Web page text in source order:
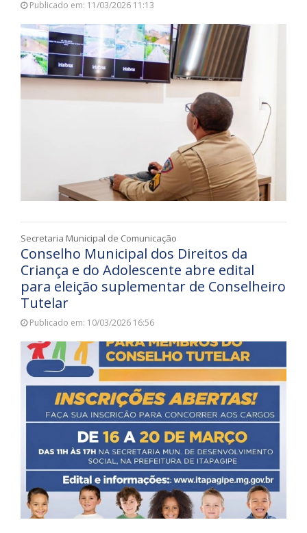
Publicado em: 11/03/2026 11:13
Secretaria Municipal de Comunicação
Conselho Municipal dos Direitos da
Criança e do Adolescente abre edital
para eleição suplementar de Conselheiro
Tutelar
Publicado em: 10/03/2026 16:56